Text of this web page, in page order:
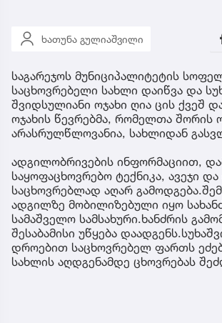
ხათუნა გულიაშვილი
საგარეჯოს მუნიციპალიტეტის
საცხოვრებელი სახლი დაიწვა და
შვიდსულიანი ოჯახი ღია ცის ქვეშ
ოჯახის წევრებმა, რომელთა შორის
არასრულწლოვანია, სახლიდან
ადგილობრივების ინფორმაციით,
საყოფაცხოვრებო ტექნიკა, ავეჯი
საცხოვრებლად აღარ
ადგილზე მობილიზებული იყო
სამაშველო სამსახური.ხანძრის
შესაბამისი უწყება
დროებით საცხოვრებელ ფართს
სახლის აღდგენამდე ცხოვრებას